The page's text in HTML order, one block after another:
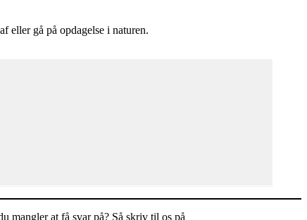
eller gå på opdagelse i naturen.
mangler at få svar på? Så skriv til os på